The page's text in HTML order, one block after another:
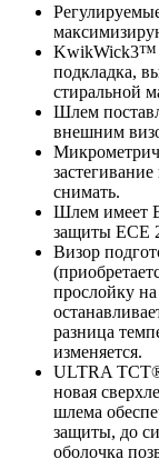
KwikWick3™
подкладка,
стиральной
Шлем
внешним
снимать.
Шлем имеет
защиты ECE
Визор
прослойку
разница
изменяется.
ULTRA
новая
шлема
защиты, до
оболочка